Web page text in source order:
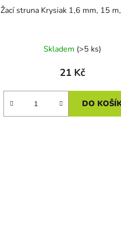
Žací struna Krysiak 1,6 mm, 15
Skladem (>5 ks)
21 Kč
DO